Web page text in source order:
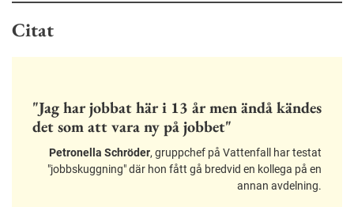
Citat
"Jag har jobbat här i 13 år men ändå kändes
det som att vara ny på jobbet"
Petronella Schröder, gruppchef på Vattenfall har testat
"jobbskuggning" där hon fått gå bredvid en kollega på en
annan avdelning.